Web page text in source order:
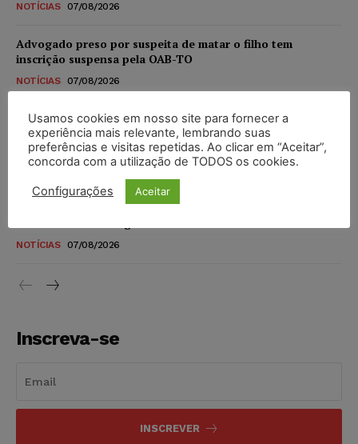
NOTÍCIAS 07/08/2026
Advogado preso por suspeita de matar o filho tem
inscrição suspensa pela OAB-TO
NOTÍCIAS 07/08/2026
STF amplia isenção de IBS e CBS na compra de veículos
novos para pessoas com deficiência e autistas de todos os
níveis
07/08/2026
Justiça do Trabalho mantém justa causa de empregado que
NOTÍCIAS 07/08/2026
Inscreva-se
INSCREVER
Usamos cookies em nosso site para fornecer a
experiência mais relevante, lembrando suas
preferências e visitas repetidas. Ao clicar em “Aceitar”,
concorda com a utilização de TODOS os cookies.
Configurações Aceitar